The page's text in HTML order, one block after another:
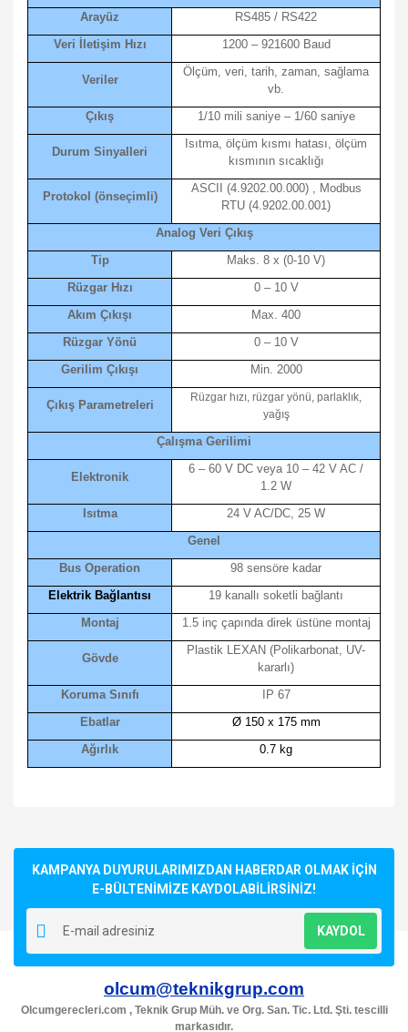
Arayüz
RS485 / RS422
Veri İletişim Hızı
1200 – 921600 Baud
Veriler
Ölçüm, veri, tarih, zaman, sağlama
vb.
Çıkış
1/10 mili saniye – 1/60 saniye
Durum Sinyalleri
Isıtma, ölçüm kısmı hatası, ölçüm
kısmının sıcaklığı
Protokol (önseçimli)
ASCII (4.9202.00.000) , Modbus
RTU (4.9202.00.001)
Analog Veri Çıkış
Tip
Maks. 8 x (0-10 V)
Rüzgar Hızı
0 – 10 V
Akım Çıkışı
Max. 400
Rüzgar Yönü
0 – 10 V
Gerilim Çıkışı
Min. 2000
Çıkış Parametreleri
Rüzgar hızı, rüzgar yönü, parlaklık,
yağış
Çalışma Gerilimi
Elektronik
6 – 60 V DC veya 10 – 42 V AC /
1.2 W
Isıtma
24 V AC/DC, 25 W
Genel
Bus Operation
98 sensöre kadar
Elektrik Bağlantısı
19 kanallı soketli bağlantı
Montaj
1.5 inç çapında direk üstüne montaj
Gövde
Plastik LEXAN (Polikarbonat, UV-
kararlı)
Koruma Sınıfı
IP 67
Ebatlar
Ø 150 x 175 mm
Ağırlık
0.7 kg
Yorum Yaz
kullanarak tarafımıza iletebilirsiniz.
Görüş ve önerileriniz için teşekkür ederiz.
Ürün resmi kalitesiz, bozuk veya görüntülenemiyor.
Ürün açıklamasında eksik bilgiler bulunuyor.
Ürün bilgilerinde hatalar bulunuyor.
Ürün fiyatı diğer sitelerden daha pahalı.
Bu ürüne benzer farklı alternatifler olmalı.
KAMPANYA DUYURULARIMIZDAN HABERDAR OLMAK İÇİN
E-BÜLTENİMİZE KAYDOLABİLİRSİNİZ!
KAYDOL
olcum@teknikgrup.com
Olcumgerecleri.com , Teknik Grup Müh. ve Org. San. Tic. Ltd. Şti. tescilli
markasıdır.